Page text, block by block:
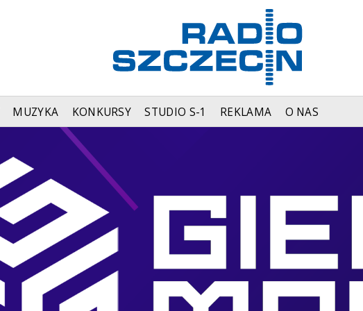
MUZYKA KONKURSY STUDIO S-1 REKLAMA O NAS